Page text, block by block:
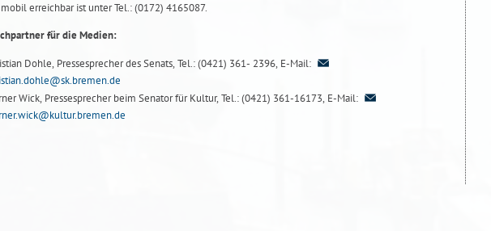
erreichbar ist unter Tel.: (0172) 4165087.
für die Medien:
Dohle, Pressesprecher des Senats, Tel.: (0421) 361- 2396, E-Mail:
Wick, Pressesprecher beim Senator für Kultur, Tel.: (0421) 361-16173, E-Mail: